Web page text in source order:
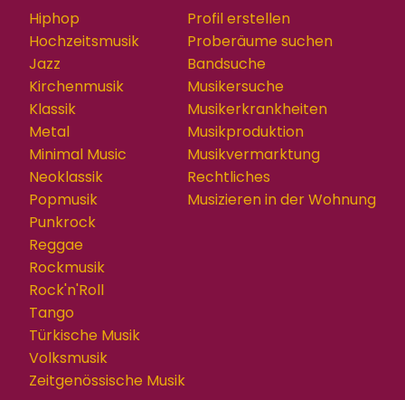
Hiphop
Hochzeitsmusik
Jazz
Kirchenmusik
Klassik
Metal
Minimal Music
Neoklassik
Popmusik
Punkrock
Reggae
Rockmusik
Rock'n'Roll
Tango
Türkische Musik
Volksmusik
Zeitgenössische Musik
Profil erstellen
Proberäume suchen
Bandsuche
Musikersuche
Musikerkrankheiten
Musikproduktion
Musikvermarktung
Rechtliches
Musizieren in der Wohnung